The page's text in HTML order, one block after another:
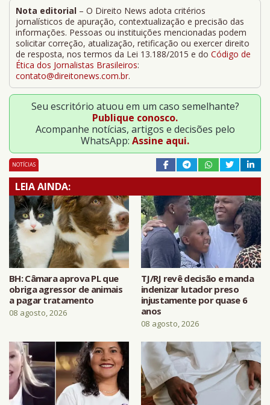
Nota editorial – O Direito News adota critérios
jornalísticos de apuração, contextualização e precisão das
informações. Pessoas ou instituições mencionadas podem
solicitar correção, atualização, retificação ou exercer direito
de resposta, nos termos da Lei 13.188/2015 e do Código de
Ética dos Jornalistas Brasileiros:
contato@direitonews.com.br.
Seu escritório atuou em um caso semelhante?
Publique conosco.
Acompanhe notícias, artigos e decisões pelo
WhatsApp: Assine aqui.
NOTÍCIAS
LEIA AINDA:
BH: Câmara aprova PL que
obriga agressor de animais
a pagar tratamento
08 agosto, 2026
TJ/RJ revê decisão e manda
indenizar lutador preso
injustamente por quase 6
anos
08 agosto, 2026